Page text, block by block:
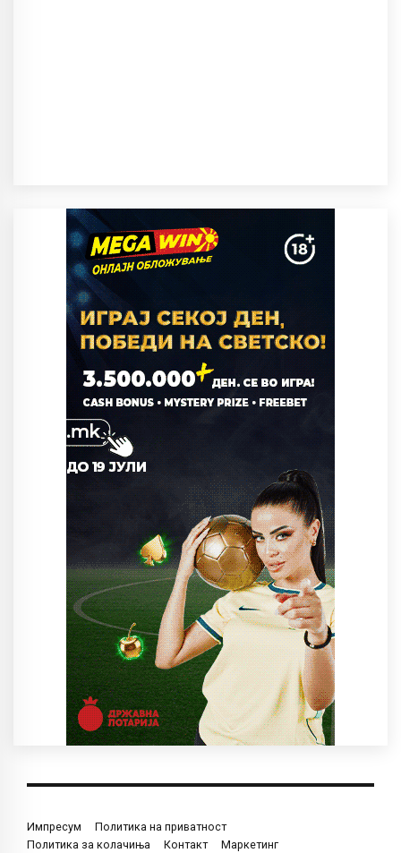
Импресум
Политика на приватност
Политика за колачиња
Контакт Маркетинг